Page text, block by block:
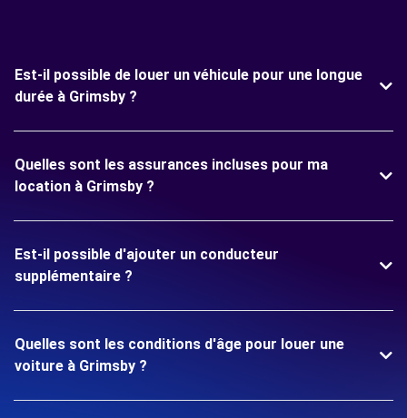
Est-il possible de louer un véhicule pour une longue
durée à Grimsby ?
Quelles sont les assurances incluses pour ma
location à Grimsby ?
Est-il possible d'ajouter un conducteur
supplémentaire ?
Quelles sont les conditions d'âge pour louer une
voiture à Grimsby ?